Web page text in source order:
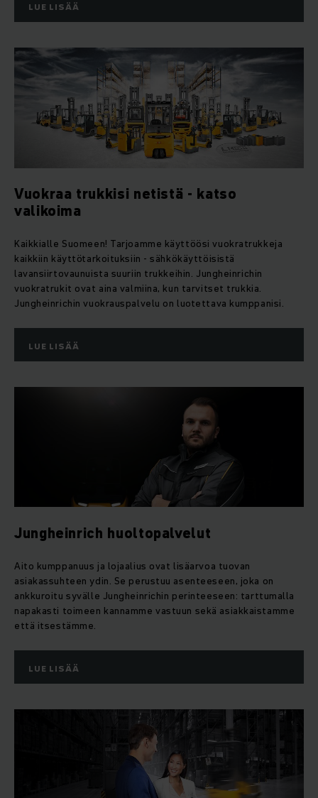
LUE LISÄÄ
Vuokraa trukkisi netistä - katso
valikoima
Kaikkialle Suomeen! Tarjoamme käyttöösi vuokratrukkeja
kaikkiin käyttötarkoituksiin - sähkökäyttöisistä
lavansiirtovaunuista suuriin trukkeihin. Jungheinrichin
vuokratrukit ovat aina valmiina, kun tarvitset trukkia.
Jungheinrichin vuokrauspalvelu on luotettava kumppanisi.
LUE LISÄÄ
Jungheinrich huoltopalvelut
Aito kumppanuus ja lojaalius ovat lisäarvoa tuovan
asiakassuhteen ydin. Se perustuu asenteeseen, joka on
ankkuroitu syvälle Jungheinrichin perinteeseen: tarttumalla
napakasti toimeen kannamme vastuun sekä asiakkaistamme
että itsestämme.
LUE LISÄÄ